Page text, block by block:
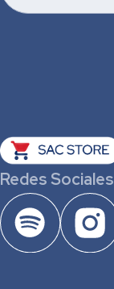
Redes Sociales